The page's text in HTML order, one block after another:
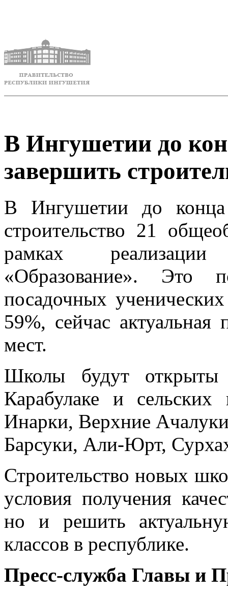
В Ингушетии до
завершить
В Ингушетии до конца
строительство 21
рамках
«Образование». Это
посадочных
59%, сейчас актуальная
мест.
Школы будут
Карабулаке и
Инарки, Верхние
Барсуки, Али-Юрт,
Строительство новых
условия получения
но и решить
классов в республике.
Пресс-служба Главы и